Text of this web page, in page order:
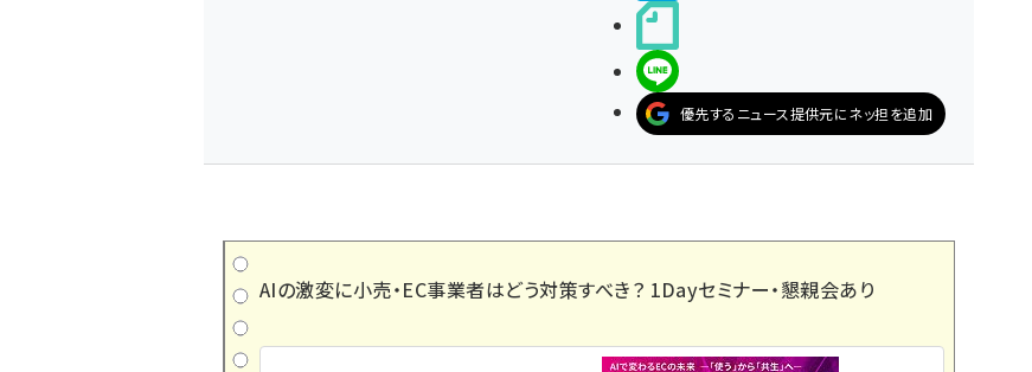
優先するニュース提供元にネッ担を追加
AIの激変に小売・EC事業者はどう対策すべき？ 1Dayセミナー・懇親会あり